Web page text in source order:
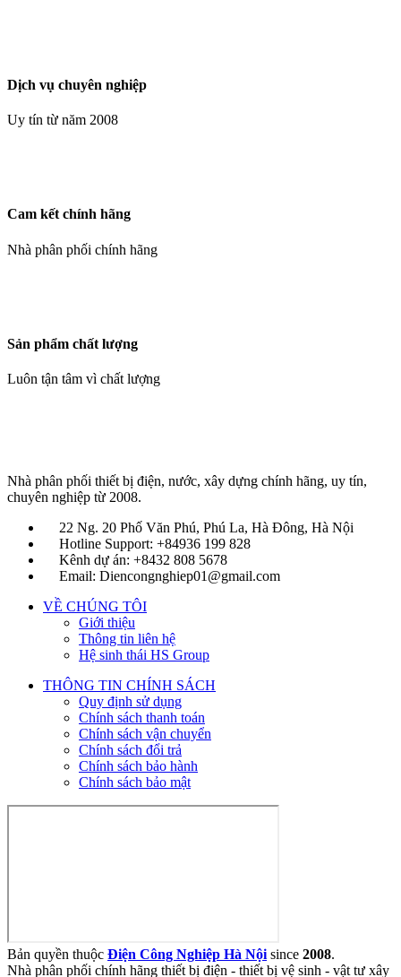
Dịch vụ chuyên nghiệp
Uy tín từ năm 2008
Cam kết chính hãng
Nhà phân phối chính hãng
Sản phẩm chất lượng
Luôn tận tâm vì chất lượng
Nhà phân phối thiết bị điện, nước, xây dựng chính hãng, uy tín,
chuyên nghiệp từ 2008.
22 Ng. 20 Phố Văn Phú, Phú La, Hà Đông, Hà Nội
Hotline Support: +84936 199 828
Kênh dự án: +8432 808 5678
Email: Diencongnghiep01@gmail.com
VỀ CHÚNG TÔI
Giới thiệu
Thông tin liên hệ
Hệ sinh thái HS Group
THÔNG TIN CHÍNH SÁCH
Quy định sử dụng
Chính sách thanh toán
Chính sách vận chuyển
Chính sách đổi trả
Chính sách bảo hành
Chính sách bảo mật
Bản quyền thuộc Điện Công Nghiệp Hà Nội since 2008.
Nhà phân phối chính hãng thiết bị điện - thiết bị vệ sinh - vật tư xây